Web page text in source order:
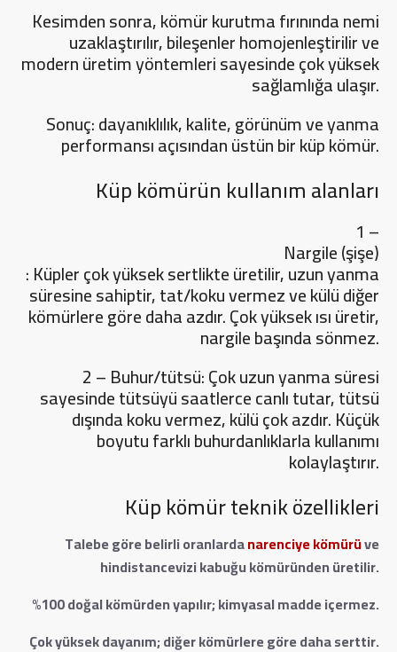
Kesimden sonra, kömür kurutma fırınında nemi
uzaklaştırılır, bileşenler homojenleştirilir ve
modern üretim yöntemleri sayesinde çok yüksek
sağlamlığa ulaşır.
Sonuç: dayanıklılık, kalite, görünüm ve yanma
performansı açısından üstün bir küp kömür.
Küp kömürün kullanım alanları
1 –
Nargile (şişe)
: Küpler çok yüksek sertlikte üretilir, uzun yanma
süresine sahiptir, tat/koku vermez ve külü diğer
kömürlere göre daha azdır. Çok yüksek ısı üretir,
nargile başında sönmez.
2 – Buhur/tütsü: Çok uzun yanma süresi
sayesinde tütsüyü saatlerce canlı tutar, tütsü
dışında koku vermez, külü çok azdır. Küçük
boyutu farklı buhurdanlıklarla kullanımı
kolaylaştırır.
Küp kömür teknik özellikleri
Talebe göre belirli oranlardanarenciye kömürüve
hindistancevizi kabuğu kömüründen üretilir.
%100 doğal kömürden yapılır; kimyasal madde içermez.
Çok yüksek dayanım; diğer kömürlere göre daha serttir.